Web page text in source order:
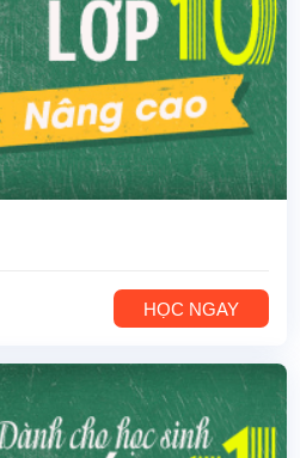
HỌC NGAY